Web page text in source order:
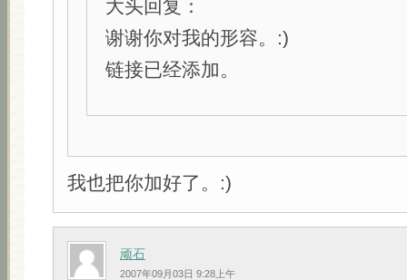
大头回复：
谢谢你对我的形容。:)
链接已经添加。
我也把你加好了。:)
顽石
2007年09月03日 9:28上午